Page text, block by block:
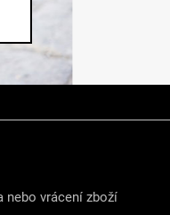
nebo vrácení zboží